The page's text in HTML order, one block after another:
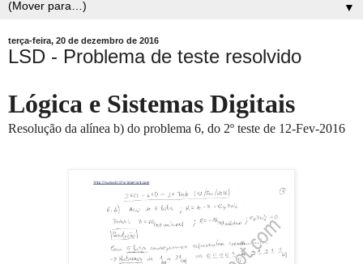
▼
terça-feira, 20 de dezembro de 2016
LSD - Problema de teste resolvido
Lógica e Sistemas Digitais
Resolução da alínea b) do problema 6, do 2º teste de 12-Fev-2016